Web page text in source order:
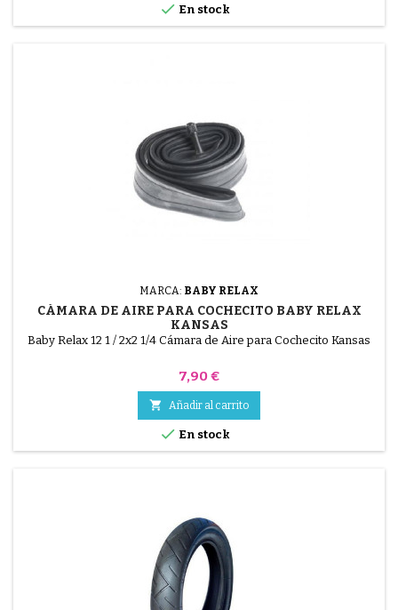
 En stock
MARCA: BABY RELAX
CÁMARA DE AIRE PARA COCHECITO BABY RELAX
KANSAS
Baby Relax 12 1 / 2x2 1/4 Cámara de Aire para Cochecito Kansas
Precio
7,90 €
 Añadir al carrito
 En stock